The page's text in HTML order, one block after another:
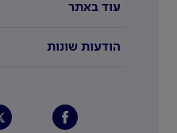
עוד באתר
הודעות שונות